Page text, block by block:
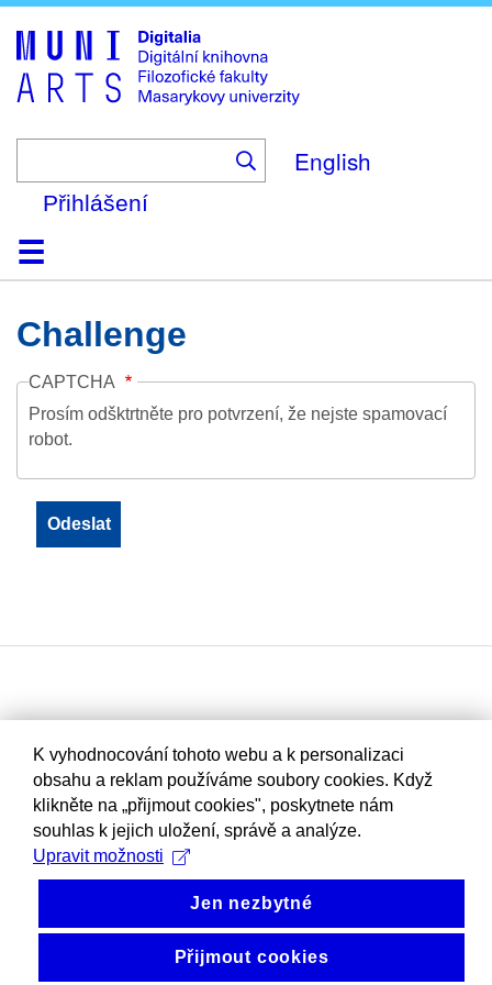
to
main
content
English
Přihlášení
DomůKolekce
Prohlížení
Vyhledávání
O platformě
Nápověda
KontaktDigitalia
Challenge
CAPTCHA
Prosím odšktrtněte pro potvrzení, že nejste spamovací
robot.
K vyhodnocování tohoto webu a k personalizaci
obsahu a reklam používáme soubory cookies. Když
klikněte na „přijmout cookies", poskytnete nám
souhlas k jejich uložení, správě a analýze.
Upravit možnosti
Jen nezbytné
Přijmout cookies